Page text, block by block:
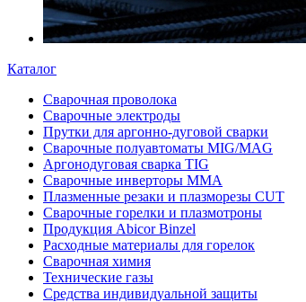
Каталог
Сварочная проволока
Сварочные электроды
Прутки для аргонно-дуговой сварки
Сварочные полуавтоматы MIG/MAG
Аргонодуговая сварка TIG
Сварочные инверторы MMA
Плазменные резаки и плазморезы CUT
Сварочные горелки и плазмотроны
Продукция Abicor Binzel
Расходные материалы для горелок
Сварочная химия
Технические газы
Средства индивидуальной защиты